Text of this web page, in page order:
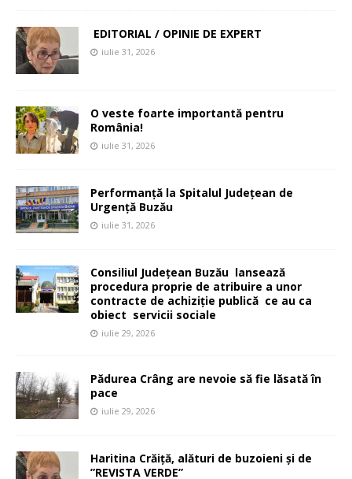
EDITORIAL / OPINIE DE EXPERT
iulie 31, 2026
O veste foarte importantă pentru
România!
iulie 31, 2026
Performanță la Spitalul Județean de
Urgență Buzău
iulie 31, 2026
Consiliul Județean Buzău lansează
procedura proprie de atribuire a unor
contracte de achiziție publică ce au ca
obiect servicii sociale
iulie 29, 2026
Pădurea Crâng are nevoie să fie lăsată în
pace
iulie 29, 2026
Haritina Crăiță, alături de buzoieni și de
”REVISTA VERDE”